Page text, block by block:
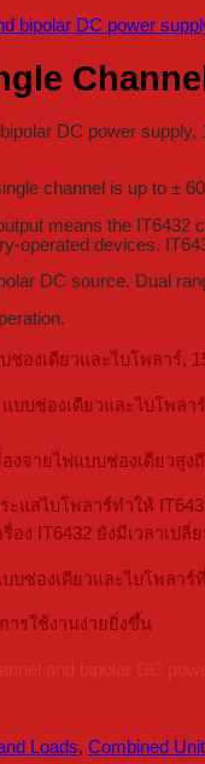
DC power
channel is up to ±
means the
operated devices.
DC source. Dual
ช่องเดียวและไบโพลาร์,
แบบช่องเดียวและไบโพ
งจ่ายไฟแบบช่องเดียวสู
แสไบโพลาร์ทำให้
IT6432 ยังมีเวลาเปลี่
บช่องเดียวและไบโพลา
ารใช้งานง่ายยิ่งขึ้น
Loads, Combined